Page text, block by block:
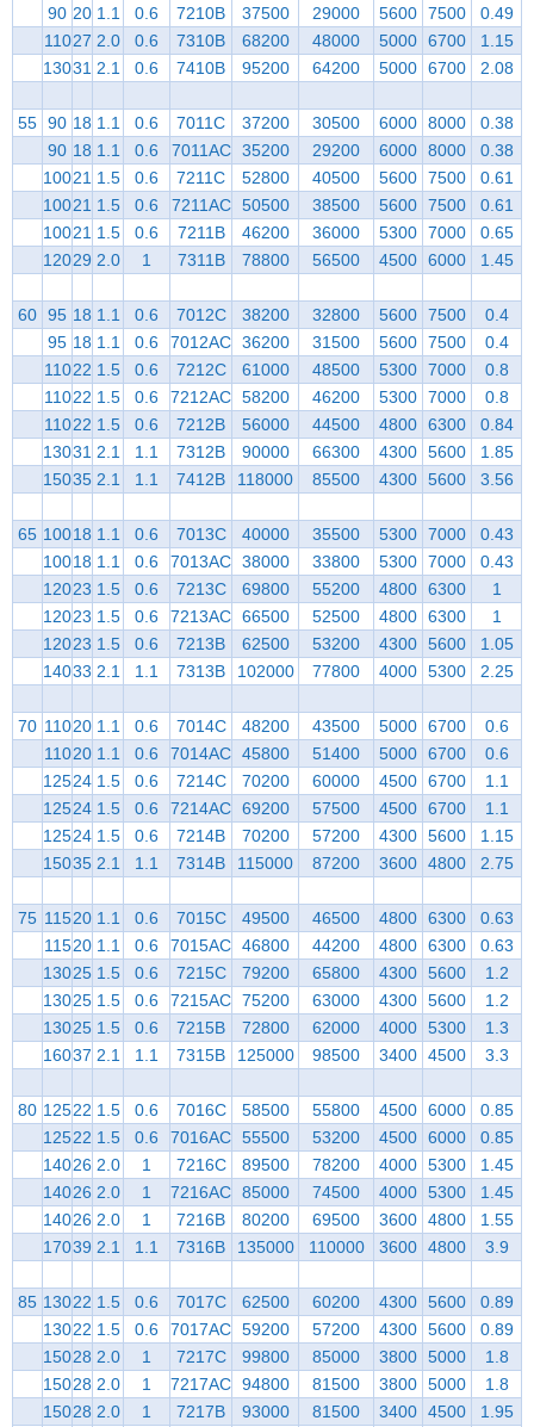
90 20 1.1 0.6 7210B 37500 29000 5600 7500
0.49
11027 2.0 0.6 7310B 68200 48000 5000 6700
1.15
13031 2.1 0.6 7410B 95200 64200 5000 6700 2.08
55 90 18 1.1 0.6 7011C 37200 30500 6000 8000
0.38
90 18 1.1 0.6 7011AC 35200 29200 6000 8000
0.38
10021 1.5 0.6 7211C 52800 40500 5600 7500
0.61
10021 1.5 0.6 7211AC 50500 38500 5600 7500
0.61
10021 1.5 0.6 7211B 46200 36000 5300 7000
0.65
12029 2.0 1 7311B 78800 56500 4500 6000 1.45
60 95 18 1.1 0.6 7012C 38200 32800 5600 7500
0.4
95 18 1.1 0.6 7012AC 36200 31500 5600 7500
0.4
11022 1.5 0.6 7212C 61000 48500 5300 7000
0.8
11022 1.5 0.6 7212AC 58200 46200 5300 7000
0.8
11022 1.5 0.6 7212B 56000 44500 4800 6300
0.84
13031 2.1 1.1 7312B 90000 66300 4300 5600
1.85
15035 2.1 1.1 7412B 118000 85500 4300 5600 3.56
65 10018 1.1 0.6 7013C 40000 35500 5300 7000
0.43
10018 1.1 0.6 7013AC 38000 33800 5300 7000
0.43
12023 1.5 0.6 7213C 69800 55200 4800 6300
1
12023 1.5 0.6 7213AC 66500 52500 4800 6300
1
12023 1.5 0.6 7213B 62500 53200 4300 5600
1.05
14033 2.1 1.1 7313B 102000 77800 4000 5300 2.25
70 11020 1.1 0.6 7014C 48200 43500 5000 6700
0.6
11020 1.1 0.6 7014AC 45800 51400 5000 6700
0.6
12524 1.5 0.6 7214C 70200 60000 4500 6700
1.1
12524 1.5 0.6 7214AC 69200 57500 4500 6700
1.1
12524 1.5 0.6 7214B 70200 57200 4300 5600
1.15
15035 2.1 1.1 7314B 115000 87200 3600 4800 2.75
75 11520 1.1 0.6 7015C 49500 46500 4800 6300
0.63
11520 1.1 0.6 7015AC 46800 44200 4800 6300
0.63
13025 1.5 0.6 7215C 79200 65800 4300 5600
1.2
13025 1.5 0.6 7215AC 75200 63000 4300 5600
1.2
13025 1.5 0.6 7215B 72800 62000 4000 5300
1.3
16037 2.1 1.1 7315B 125000 98500 3400 4500 3.3
80 12522 1.5 0.6 7016C 58500 55800 4500 6000
0.85
12522 1.5 0.6 7016AC 55500 53200 4500 6000
0.85
14026 2.0 1 7216C 89500 78200 4000 5300
1.45
14026 2.0 1 7216AC 85000 74500 4000 5300
1.45
14026 2.0 1 7216B 80200 69500 3600 4800
1.55
17039 2.1 1.1 7316B 135000 110000 3600 4800 3.9
85 13022 1.5 0.6 7017C 62500 60200 4300 5600
0.89
13022 1.5 0.6 7017AC 59200 57200 4300 5600
0.89
15028 2.0 1 7217C 99800 85000 3800 5000
1.8
15028 2.0 1 7217AC 94800 81500 3800 5000
1.8
15028 2.0 1 7217B 93000 81500 3400 4500
1.95